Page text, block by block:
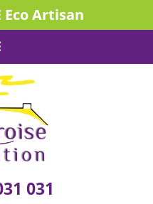
Eco Artisan
031